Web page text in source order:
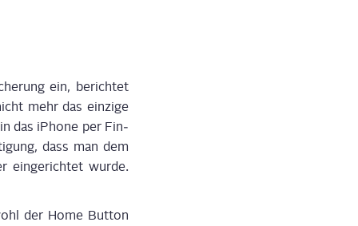
ein, berich­tet
mehr das ein­zi­ge
das iPho­ne per Fin­
dass man dem
ein­ge­rich­tet wur­de.
der Home But­ton